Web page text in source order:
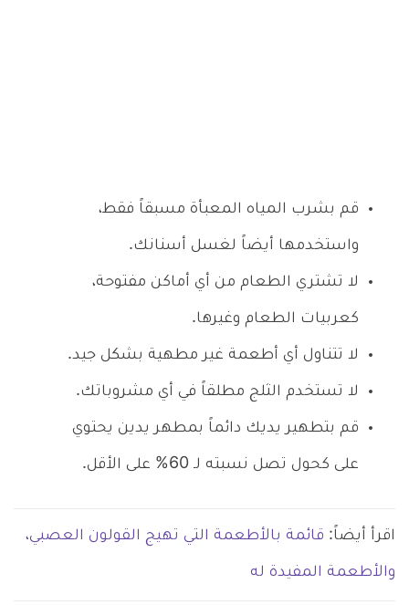
قم بشرب المياه المعبأة مسبقاً فقط،
واستخدمها أيضاً لغسل أسنانك.
لا تشتري الطعام من أي أماكن مفتوحة،
كعربيات الطعام وغيرها.
لا تتناول أي أطعمة غير مطهية بشكل جيد.
لا تستخدم الثلج مطلقاً في أي مشروباتك.
قم بتطهير يديك دائماً بمطهر يدين يحتوي
على كحول تصل نسبته لـ 60% على الأقل.
اقرأ أيضاً: قائمة بالأطعمة التي تهيج القولون العصبي،
والأطعمة المفيدة له